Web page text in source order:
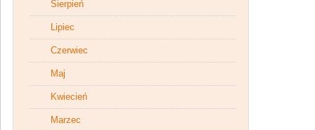
Sierpień
Lipiec
Czerwiec
Maj
Kwiecień
Marzec